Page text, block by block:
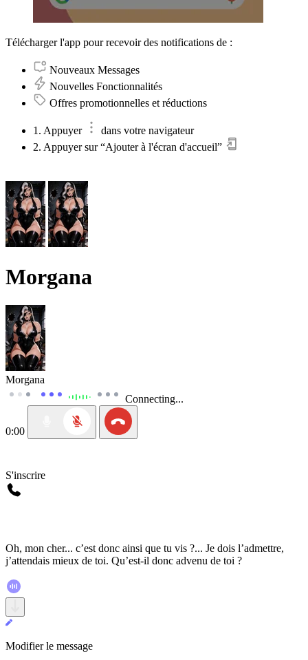
Télécharger l'app pour recevoir des notifications de :
Nouveaux Messages
Nouvelles Fonctionnalités
Offres promotionnelles et réductions
1. Appuyer
dans votre navigateur
2. Appuyer sur “Ajouter à l'écran d'accueil”
Morgana
Morgana
Connecting...
0:00
S'inscrire
Oh, mon cher... c’est donc ainsi que tu vis ?... Je dois l’admettre,
j’attendais mieux de toi. Qu’est-il donc advenu de toi ?
Modifier le message